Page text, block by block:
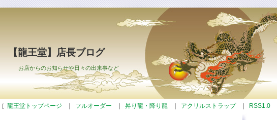
【龍王堂】店長ブログ
お店からのお知らせや日々の出来事など
［ 龍王堂トップページ フルオーダー 昇り龍・降り龍 アクリルストラップ RSS1.0